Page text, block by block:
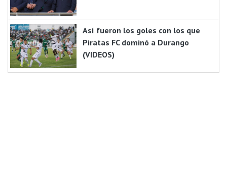
Así fueron los goles con los que
Piratas FC dominó a Durango
(VIDEOS)